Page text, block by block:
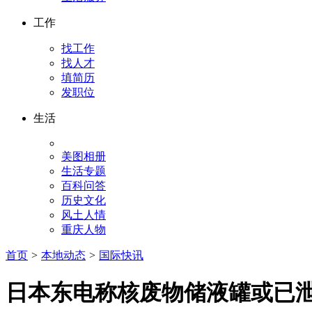
工作
找工作
找人才
填简历
发职位
生活
美图相册
生活专题
百科问答
历史文化
风土人情
重庆人物
首页 > 本地动态 > 国际快讯
日本东电称核废物储液罐或已